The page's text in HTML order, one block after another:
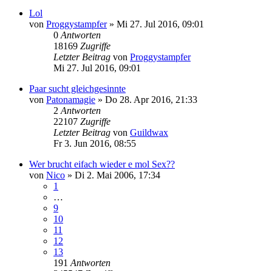
Lol
von Proggystampfer» Mi 27. Jul 2016, 09:01
0 Antworten
18169 Zugriffe
Letzter Beitrag von Proggystampfer
Mi 27. Jul 2016, 09:01
Paar sucht gleichgesinnte
von Patonamagie » Do 28. Apr 2016, 21:33
2 Antworten
22107 Zugriffe
Letzter Beitrag von Guildwax
Fr 3. Jun 2016, 08:55
Wer brucht eifach wieder e mol Sex??
von Nico » Di 2. Mai 2006, 17:34
1
…
9
10
11
12
13
191 Antworten